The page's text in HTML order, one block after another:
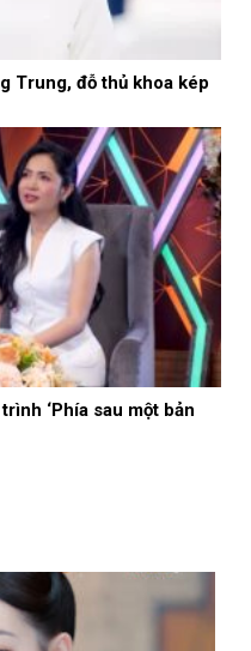
Trung, đỗ thủ khoa kép
‘Phía sau một bản